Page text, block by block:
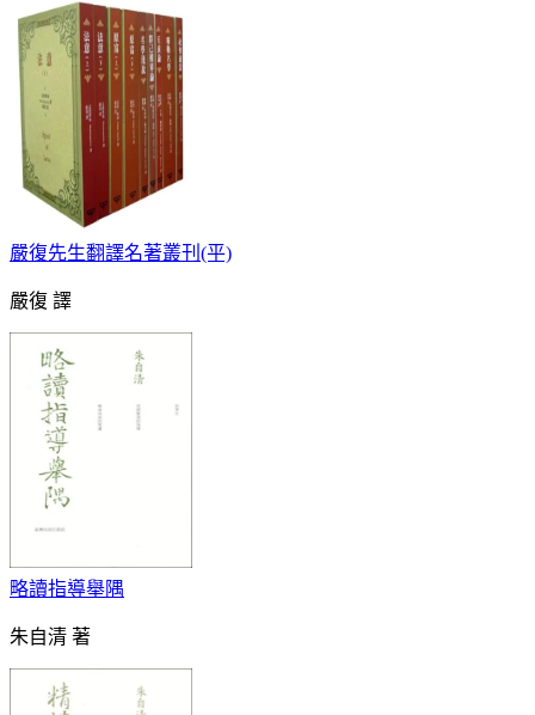
嚴復先生翻譯名著叢刊(平)
嚴復 譯
略讀指導舉隅
朱自清 著